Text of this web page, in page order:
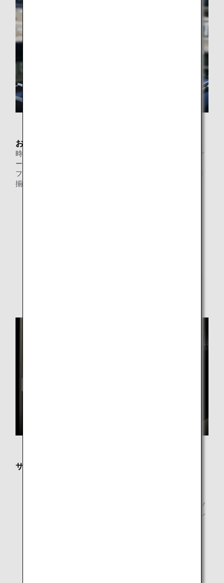
お食事
時間帯により提供内容が変わるセット形式の新たなお食事サ
ービス「SUITE DINING」や、豊富なお料理を揃えたビュッ
フェカウンター・ヌードルバーに加え、ドリンクを各種取り
揃えています。
サービス内容
新聞・雑誌はANAアプリによるデジタル版コンテンツ
を提供しております。お客様ご自身のスマートフォン